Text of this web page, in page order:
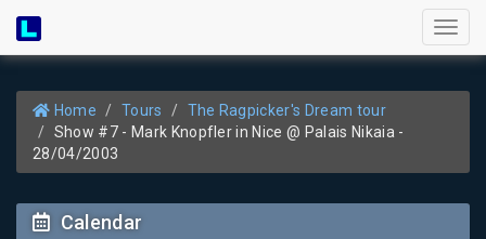
Home Tours
The Ragpicker's Dream tour
Show #7 - Mark Knopfler in Nice @ Palais Nikaia -
28/04/2003
Calendar